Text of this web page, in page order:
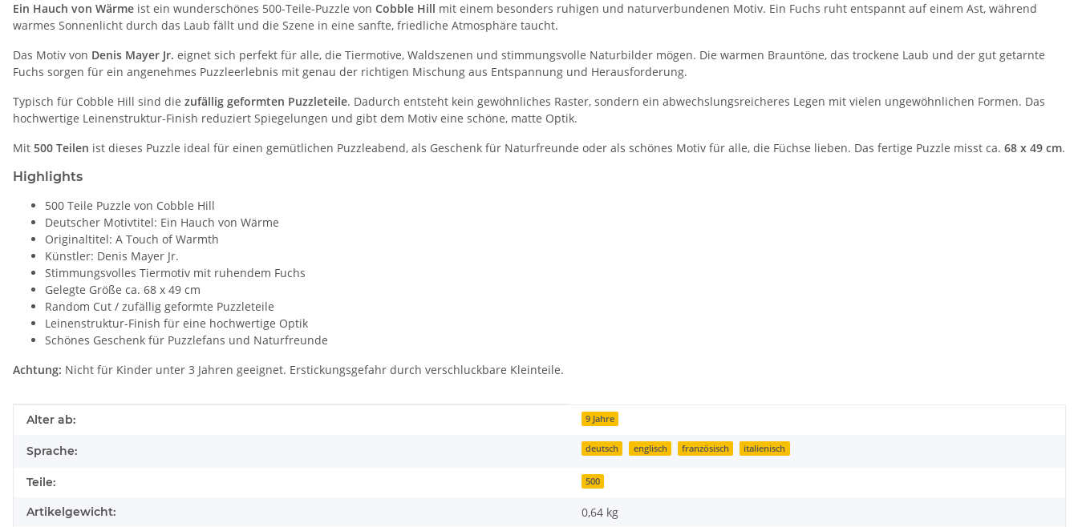
Ein Hauch von Wärme ist ein wunderschönes 500-Teile-Puzzle von Cobble Hill mit einem besonders ruhigen und naturverbundenen Motiv. Ein Fuchs ruht entspannt auf einem Ast, während
warmes Sonnenlicht durch das Laub fällt und die Szene in eine sanfte, friedliche Atmosphäre taucht.
Das Motiv von Denis Mayer Jr. eignet sich perfekt für alle, die Tiermotive, Waldszenen und stimmungsvolle Naturbilder mögen. Die warmen Brauntöne, das trockene Laub und der gut getarnte
Fuchs sorgen für ein angenehmes Puzzleerlebnis mit genau der richtigen Mischung aus Entspannung und Herausforderung.
Typisch für Cobble Hill sind die zufällig geformten Puzzleteile. Dadurch entsteht kein gewöhnliches Raster, sondern ein abwechslungsreicheres Legen mit vielen ungewöhnlichen Formen. Das
hochwertige Leinenstruktur-Finish reduziert Spiegelungen und gibt dem Motiv eine schöne, matte Optik.
Mit 500 Teilen ist dieses Puzzle ideal für einen gemütlichen Puzzleabend, als Geschenk für Naturfreunde oder als schönes Motiv für alle, die Füchse lieben. Das fertige Puzzle misst ca. 68 x 49 cm.
Highlights
500 Teile Puzzle von Cobble Hill
Deutscher Motivtitel: Ein Hauch von Wärme
Originaltitel: A Touch of Warmth
Künstler: Denis Mayer Jr.
Stimmungsvolles Tiermotiv mit ruhendem Fuchs
Gelegte Größe ca. 68 x 49 cm
Random Cut / zufällig geformte Puzzleteile
Leinenstruktur-Finish für eine hochwertige Optik
Schönes Geschenk für Puzzlefans und Naturfreunde
Achtung: Nicht für Kinder unter 3 Jahren geeignet. Erstickungsgefahr durch verschluckbare Kleinteile.
Produkteigenschaft
Wert
Alter ab: 9 Jahre
Sprache: deutsch englisch französisch italienisch
Teile: 500
Artikelgewicht: 0,64 kg